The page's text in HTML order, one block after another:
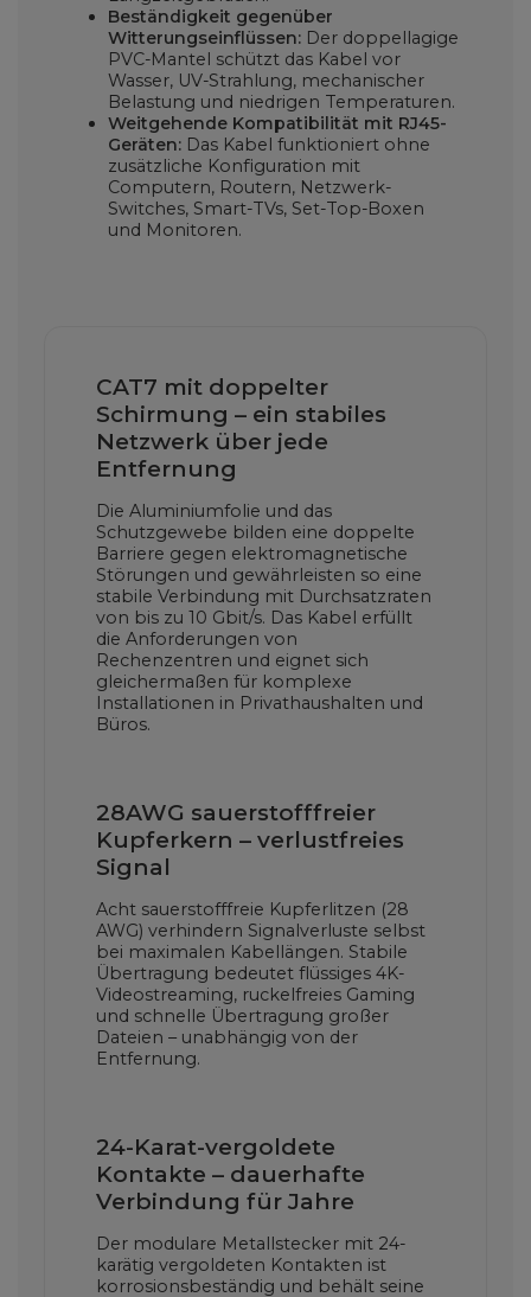
Beständigkeit gegenüber
Witterungseinflüssen: Der doppellagige
PVC-Mantel schützt das Kabel vor
Wasser, UV-Strahlung, mechanischer
Belastung und niedrigen Temperaturen.
Weitgehende Kompatibilität mit RJ45-
Geräten: Das Kabel funktioniert ohne
zusätzliche Konfiguration mit
Computern, Routern, Netzwerk-
Switches, Smart-TVs, Set-Top-Boxen
und Monitoren.
CAT7 mit doppelter
Schirmung – ein stabiles
Netzwerk über jede
Entfernung
Die Aluminiumfolie und das
Schutzgewebe bilden eine doppelte
Barriere gegen elektromagnetische
Störungen und gewährleisten so eine
stabile Verbindung mit Durchsatzraten
von bis zu 10 Gbit/s. Das Kabel erfüllt
die Anforderungen von
Rechenzentren und eignet sich
gleichermaßen für komplexe
Installationen in Privathaushalten und
Büros.
28AWG sauerstofffreier
Kupferkern – verlustfreies
Signal
Acht sauerstofffreie Kupferlitzen (28
AWG) verhindern Signalverluste selbst
bei maximalen Kabellängen. Stabile
Übertragung bedeutet flüssiges 4K-
Videostreaming, ruckelfreies Gaming
und schnelle Übertragung großer
Dateien – unabhängig von der
Entfernung.
24-Karat-vergoldete
Kontakte – dauerhafte
Verbindung für Jahre
Der modulare Metallstecker mit 24-
karätig vergoldeten Kontakten ist
korrosionsbeständig und behält seine